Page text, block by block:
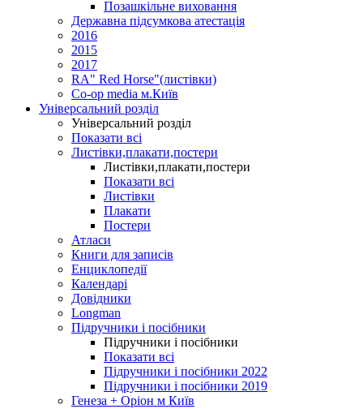
Позашкільне виховання
Державна підсумкова атестація
2016
2015
2017
RA" Red Horse"(листівки)
Co-op media м.Київ
Універсальний розділ
Універсальний розділ
Показати всі
Листівки,плакати,постери
Листівки,плакати,постери
Показати всі
Листівки
Плакати
Постери
Атласи
Книги для записів
Енциклопедії
Календарі
Довідники
Longman
Підручники і посібники
Підручники і посібники
Показати всі
Підручники і посібники 2022
Підручники і посібники 2019
Генеза + Оріон м Київ